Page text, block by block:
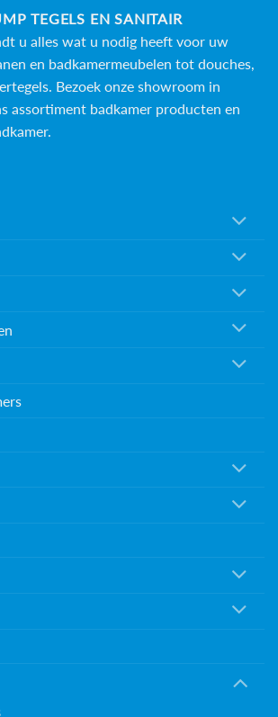
TEGELS EN SANITAIR
u alles wat u nodig heeft voor uw
en badkamermeubelen tot douches,
. Bezoek onze showroom in
assortiment badkamer producten en